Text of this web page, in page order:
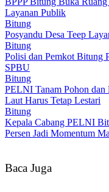
Layanan Publik
Bitung
Posyandu Desa Teep
Bitung
Polisi dan Pemkot Bitung
SPBU
Bitung
PELNI Tanam Pohon
Laut Harus Tetap Lestari
Bitung
Kepala Cabang PELNI
Persen Jadi Momentum
Baca Juga